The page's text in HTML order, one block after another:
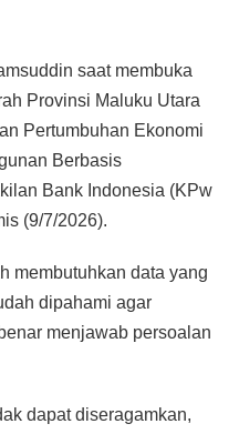
saat membuka
Provinsi Maluku Utara
Pertumbuhan Ekonomi
Berbasis
Bank Indonesia (KPw
(9/7/2026).
membutuhkan data yang
dipahami agar
menjawab persoalan
dapat diseragamkan,